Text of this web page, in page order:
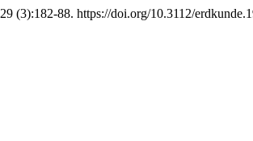
29 (3):182-88. https://doi.org/10.3112/